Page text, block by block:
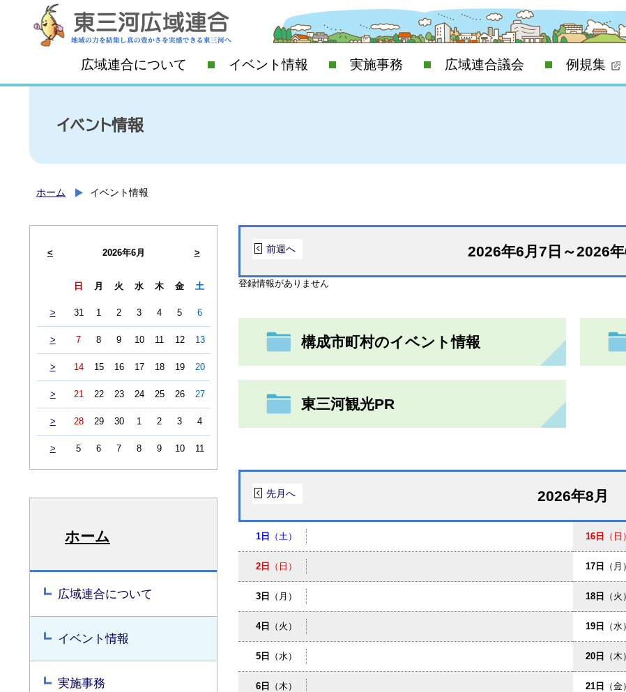
広域連合について イベント情報 実施事務 広域連合議会 例規集
イベント情報
ホーム イベント情報
< 2026年6月 >
日 月 火 水 木 金 土
> 31 1 2 3 4 5 6
> 7 8 9 10 11 12 13
> 14 15 16 17 18 19 20
> 21 22 23 24 25 26 27
> 28 29 30 1 2 3 4
> 5 6 7 8 9 10 11
ホーム
広域連合について
イベント情報
実施事務
2026年6月7日～2026年
前週へ
登録情報がありません
構成市町村のイベント情報
東三河観光PR
2026年8月
先月へ
1日 （土）
2日 （日）
3日 （月）
4日 （火）
5日 （水）
6日 （木）
16日 （日）
17日 （月）
18日 （火）
19日 （水）
20日 （木）
21日 （金）